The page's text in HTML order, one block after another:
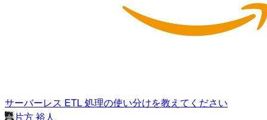
サーバーレス ETL 処理の使い分けを教えてください
片方 裕人